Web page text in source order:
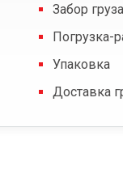
Забор
Погрузка-
Упаковка
Доставка